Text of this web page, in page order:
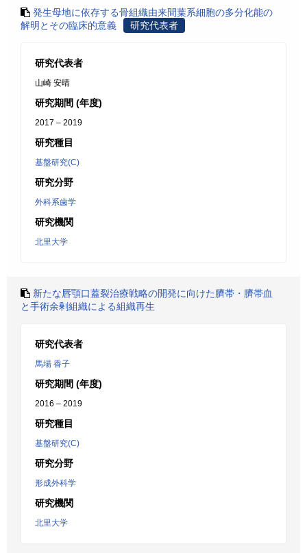
発生母地に依存する骨組織由来間葉系細胞の多分化能の
解明とその臨床的意義
研究代表者
研究代表者
山崎 安晴
研究期間 (年度)
2017 – 2019
研究種目
基盤研究(C)
研究分野
外科系歯学
研究機関
北里大学
新たな唇顎口蓋裂治療戦略の開発に向けた臍帯・臍帯血
と手術余剰組織による組織再生
研究代表者
馬場 香子
研究期間 (年度)
2016 – 2019
研究種目
基盤研究(C)
研究分野
形成外科学
研究機関
北里大学